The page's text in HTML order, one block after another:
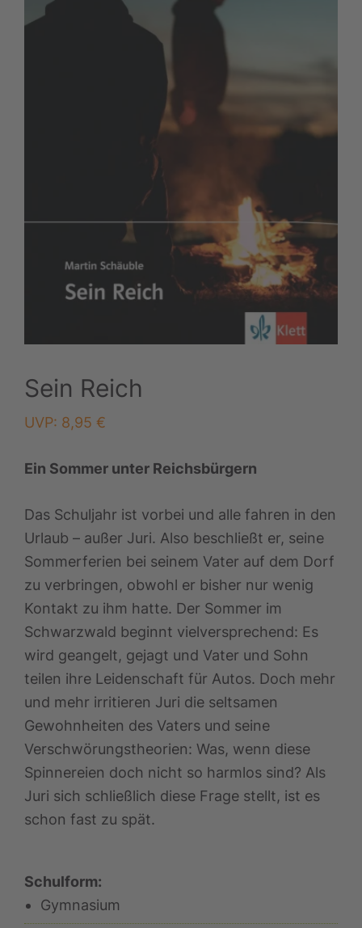
Sein Reich
UVP: 8,95 €
Ein Sommer unter Reichsbürgern
Das Schuljahr ist vorbei und alle fahren in den
Urlaub – außer Juri. Also beschließt er, seine
Sommerferien bei seinem Vater auf dem Dorf
zu verbringen, obwohl er bisher nur wenig
Kontakt zu ihm hatte. Der Sommer im
Schwarzwald beginnt vielversprechend: Es
wird geangelt, gejagt und Vater und Sohn
teilen ihre Leidenschaft für Autos. Doch mehr
und mehr irritieren Juri die seltsamen
Gewohnheiten des Vaters und seine
Verschwörungstheorien: Was, wenn diese
Spinnereien doch nicht so harmlos sind? Als
Juri sich schließlich diese Frage stellt, ist es
schon fast zu spät.
Schulform:
Gymnasium